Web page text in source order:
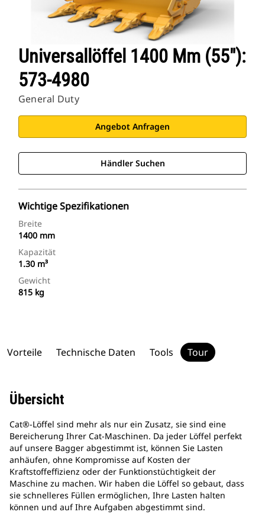
Universallöffel 1400 Mm (55″):
573-4980
General Duty
Angebot Anfragen
Händler Suchen
Wichtige Spezifikationen
Breite
1400 mm
Kapazität
1.30 m³
Gewicht
815 kg
Vorteile Technische Daten Tools Tour
Übersicht
Cat®-Löffel sind mehr als nur ein Zusatz, sie sind eine
Bereicherung Ihrer Cat-Maschinen. Da jeder Löffel perfekt
auf unsere Bagger abgestimmt ist, können Sie Lasten
anhäufen, ohne Kompromisse auf Kosten der
Kraftstoffeffizienz oder der Funktionstüchtigkeit der
Maschine zu machen. Wir haben die Löffel so gebaut, dass
sie schnelleres Füllen ermöglichen, Ihre Lasten halten
können und auf Ihre Aufgaben abgestimmt sind.